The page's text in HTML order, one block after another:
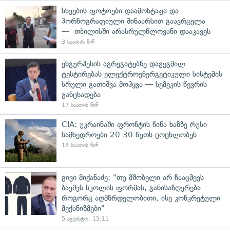
სხვების ფოტოები დაამონტაჟა და
პორნოგრაფიული შინაარსით გაავრცელა
— თბილისში არასრულწლოვანი დააკავეს
3 საათის წინ
ენგურჰესის აგრეგატებზე დაგეგმილ
ტესტირებას ელექტროენერგეტიკული სისტემის
სრული გათიშვა მოჰყვა — სემეკის წევრის
განცხადება
17 საათის წინ
CIA: უკრაინაში ფრონტის წინა ხაზზე რუსი
სამხედროები 20-30 წუთს ცოცხლობენ
18 საათის წინ
გივი მიქანაძე: "თუ მშობელი არ ჩააცმევს
ბავშვს სკოლის ფორმას, განისაზღვრება
როგორც აღმზრდელობითი, ისე კონკრეტული
მექანიზმები"
5 აგვისტო, 15:11